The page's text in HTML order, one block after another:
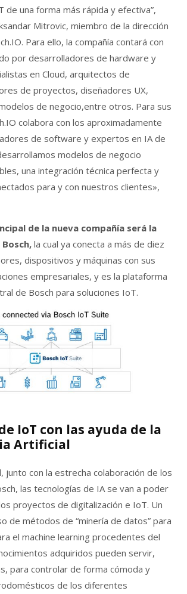
una forma más rápida y efectiva”,
Mitrovic, miembro de la dirección
Para ello, la compañía contará con
por desarrolladores de hardware y
en Cloud, arquitectos de
de proyectos, diseñadores UX,
de negocio,entre otros. Para sus
colabora con los aproximadamente
de software y expertos en IA de
modelos de negocio
una integración técnica perfecta y
para y con nuestros clientes»,
de la nueva compañía será la
la cual ya conecta a más de diez
dispositivos y máquinas con sus
empresariales, y es la plataforma
de Bosch para soluciones IoT.
IoT con las ayuda de la
Artificial
junto con la estrecha colaboración de los
las tecnologías de IA se van a poder
proyectos de digitalización e IoT. Un
de métodos de “minería de datos” para
el machine learning procedentes del
adquiridos pueden servir,
para controlar de forma cómoda y
de los diferentes